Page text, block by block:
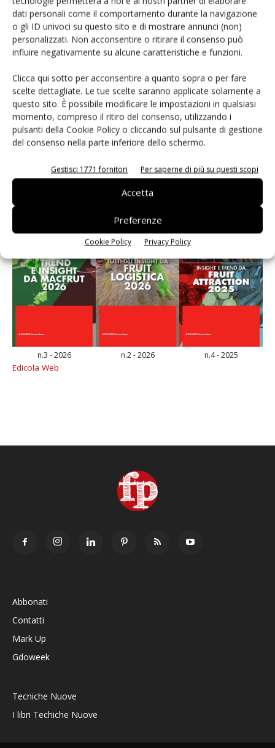
dati personali come il comportamento durante la navigazione
o gli ID univoci su questo sito e di mostrare annunci (non)
personalizzati. Non acconsentire o ritirare il consenso può
influire negativamente su alcune caratteristiche e funzioni.
Clicca qui sotto per acconsentire a quanto sopra o per fare
scelte dettagliate. Le tue scelte saranno applicate solamente a
questo sito. È possibile modificare le impostazioni in qualsiasi
momento, compreso il ritiro del consenso, utilizzando i
pulsanti della Cookie Policy o cliccando sul pulsante di gestione
del consenso nella parte inferiore dello schermo.
Gestisci 1771 fornitori Per saperne di più su questi scopi
Accetta
Preferenze
Cookie Policy Privacy Policy
Andamento prezzi ortofrutta in Italia al 27 luglio
2026
Leonardo Odorizzi: “Dobbiamo creare stupore nel
punto di vendita” #vocidellortofrutta
n.3 - 2026 n.2 - 2026 n.4 - 2025
Edicola Web
Abbonati
Contatti
Mark Up
Gdoweek
Tecniche Nuove
I libri Techiche Nuove